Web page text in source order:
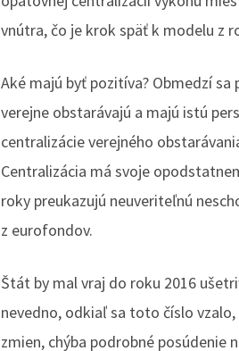
vnútra, čo je krok späť k modelu z
Aké majú byť pozitíva? Obmedzí
verejne obstarávajú a majú istú
centralizácie verejného
Centralizácia má svoje
roky preukazujú neuveriteľnú
z eurofondov.
Štát by mal vraj do roku 2016
nevedno, odkiaľ sa toto číslo
zmien, chýba podrobné posúdenie